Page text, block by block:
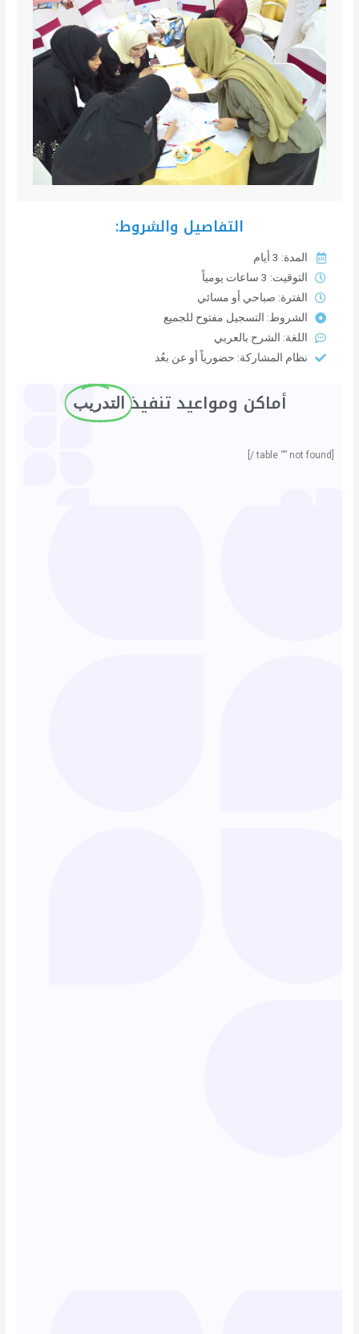
التفاصيل والشروط:
المدة: 3 أيام
التوقيت: 3 ساعات يومياً
الفترة: صباحي أو مسائي
الشروط: التسجيل مفتوح للجميع
اللغة: الشرح بالعربي
نظام المشاركة: حضورياً أو عن بعُد
أماكن ومواعيد تنفيذ ​ التدريب